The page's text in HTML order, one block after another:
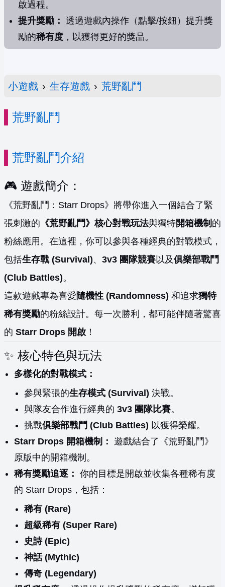
啟過程。
提升獎勵： 透過遊戲內操作（點擊/按鈕）提升獎
勵的稀有度 ，以獲得更好的獎品。
小遊戲 › 生存遊戲 › 荒野亂鬥
荒野亂鬥
荒野亂鬥介紹
🎮 遊戲簡介：
《荒野亂鬥：Starr Drops》將帶你進入一個結合了緊
張刺激的 《荒野亂鬥》核心對戰玩法與獨特開箱機制 的
粉絲應用。在這裡，你可以參與各種經典的對戰模式，
包括生存戰 (Survival)、 3v3 團隊競賽以及俱樂部戰鬥
(Club Battles)。
這款遊戲專為喜愛隨機性 (Randomness) 和追求獨特
稀有獎勵的粉絲設計。每一次勝利，都可能伴隨著驚喜
的 Starr Drops 開啟 ！
✨ 核心特色與玩法
多樣化的對戰模式：
參與緊張的生存模式 (Survival) 決戰。
與隊友合作進行經典的 3v3 團隊比賽。
挑戰俱樂部戰鬥 (Club Battles) 以獲得榮耀。
Starr Drops 開箱機制： 遊戲結合了《荒野亂鬥》
原版中的開箱機制。
稀有獎勵追逐： 你的目標是開啟並收集各種稀有度
的 Starr Drops，包括：
稀有 (Rare)
超級稀有 (Super Rare)
史詩 (Epic)
神話 (Mythic)
傳奇 (Legendary)